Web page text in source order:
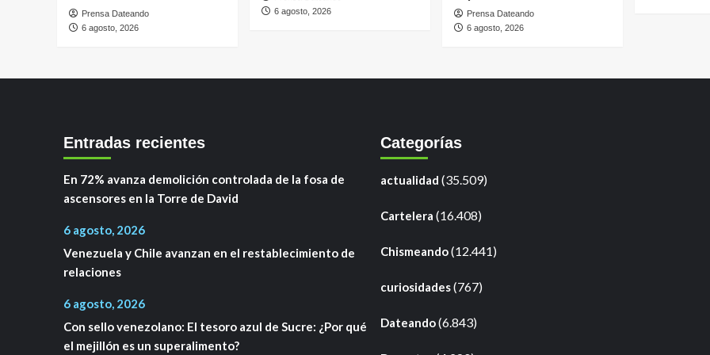
Prensa Dateando
6 agosto, 2026
6 agosto, 2026
Prensa Dateando
6 agosto, 2026
Entradas recientes
En 72% avanza demolición controlada de la fosa de
ascensores en la Torre de David
6 agosto, 2026
Venezuela y Chile avanzan en el restablecimiento de
relaciones
6 agosto, 2026
Con sello venezolano: El tesoro azul de Sucre: ¿Por qué
el mejillón es un superalimento?
Categorías
actualidad (35.509)
Cartelera (16.408)
Chismeando(12.441)
curiosidades(767)
Dateando(6.843)